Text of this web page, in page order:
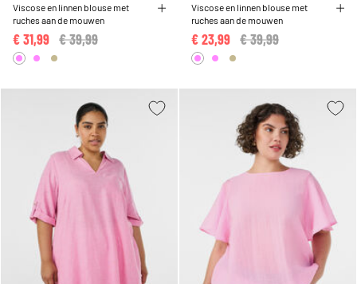
Viscose en linnen blouse met
ruches aan de mouwen
Price reduced from
€ 39,99
€ 31,99
Viscose en linnen blouse met
ruches aan de mouwen
Price reduced from
€ 39,99
€ 23,99